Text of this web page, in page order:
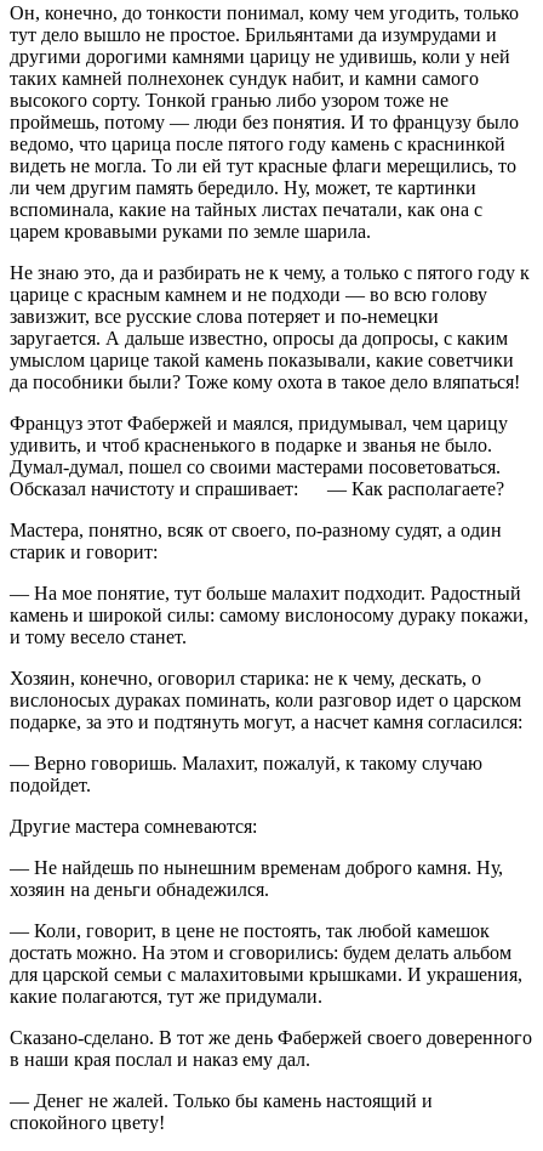
Он, конечно, до тонкости понимал, кому чем угодить, только
тут дело вышло не простое. Брильянтами да изумрудами и
другими дорогими камнями царицу не удивишь, коли у ней
таких камней полнехонек сундук набит, и камни самого
высокого сорту. Тонкой гранью либо узором тоже не
проймешь, потому — люди без понятия. И то французу было
ведомо, что царица после пятого году камень с краснинкой
видеть не могла. То ли ей тут красные флаги мерещились, то
ли чем другим память бередило. Ну, может, те картинки
вспоминала, какие на тайных листах печатали, как она с
царем кровавыми руками по земле шарила.
Не знаю это, да и разбирать не к чему, а только с пятого году к
царице с красным камнем и не подходи — во всю голову
завизжит, все русские слова потеряет и по-немецки
заругается. А дальше известно, опросы да допросы, с каким
умыслом царице такой камень показывали, какие советчики
да пособники были? Тоже кому охота в такое дело вляпаться!
Француз этот Фабержей и маялся, придумывал, чем царицу
удивить, и чтоб красненького в подарке и званья не было.
Думал-думал, пошел со своими мастерами посоветоваться.
Обсказал начистоту и спрашивает: — Как располагаете?
Мастера, понятно, всяк от своего, по-разному судят, а один
старик и говорит:
— На мое понятие, тут больше малахит подходит. Радостный
камень и широкой силы: самому вислоносому дураку покажи,
и тому весело станет.
Хозяин, конечно, оговорил старика: не к чему, дескать, о
вислоносых дураках поминать, коли разговор идет о царском
подарке, за это и подтянуть могут, а насчет камня согласился:
— Верно говоришь. Малахит, пожалуй, к такому случаю
подойдет.
Другие мастера сомневаются:
— Не найдешь по нынешним временам доброго камня. Ну,
хозяин на деньги обнадежился.
— Коли, говорит, в цене не постоять, так любой камешок
достать можно. На этом и сговорились: будем делать альбом
для царской семьи с малахитовыми крышками. И украшения,
какие полагаются, тут же придумали.
Сказано-сделано. В тот же день Фабержей своего доверенного
в наши края послал и наказ ему дал.
— Денег не жалей. Только бы камень настоящий и
спокойного цвету!